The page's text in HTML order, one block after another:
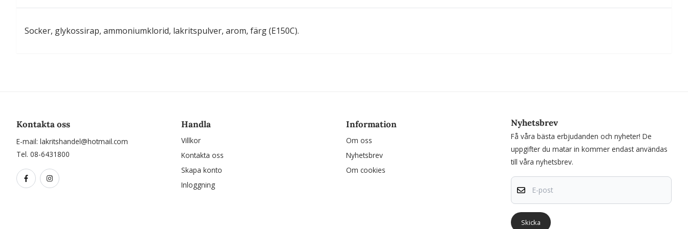
Socker, glykossirap, ammoniumklorid, lakritspulver, arom, färg (E150C).
Kontakta oss
E-mail: lakritshandel@hotmail.com
Tel. 08-6431800
Handla
Villkor
Kontakta oss
Skapa konto
Inloggning
Information
Om oss
Nyhetsbrev
Om cookies
Nyhetsbrev
Få våra bästa erbjudanden och nyheter! De
uppgifter du matar in kommer endast användas
till våra nyhetsbrev.
E-post
Skicka